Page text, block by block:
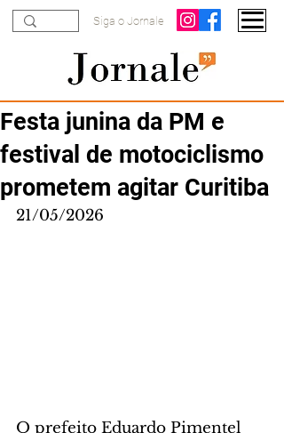
Siga o Jornale
Festa junina da PM e
festival de motociclismo
prometem agitar Curitiba
21/05/2026
O prefeito Eduardo Pimentel